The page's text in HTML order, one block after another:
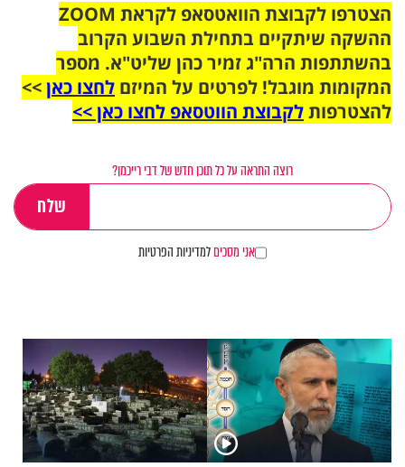
הצטרפו לקבוצת הוואטסאפ לקראת ZOOM
ההשקה שיתקיים בתחילת השבוע הקרוב
בהשתתפות הרה"ג זמיר כהן שליט"א. מספר
המקומות מוגבל! לפרטים על המיזם לחצו כאן>>
להצטרפותלקבוצת הווטסאפ לחצו כאן >>
רוצה התראה על כל תוכן חדש של דבי רייכמן?
אני מסכיםלמדיניות הפרטיות